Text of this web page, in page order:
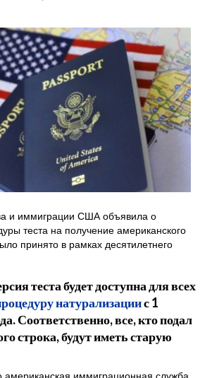
и иммиграции США объявила о
теста на получение американского
принято в рамках десятилетнего
теста будет доступна для всех
натурализациис 1
Соответственно, все, кто подал
строка, будут иметь старую
американская иммиграционная служба